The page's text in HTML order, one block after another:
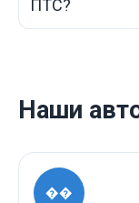
ПТС?
Наши
��